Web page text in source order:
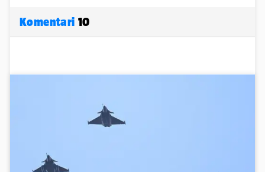
Komentari 10